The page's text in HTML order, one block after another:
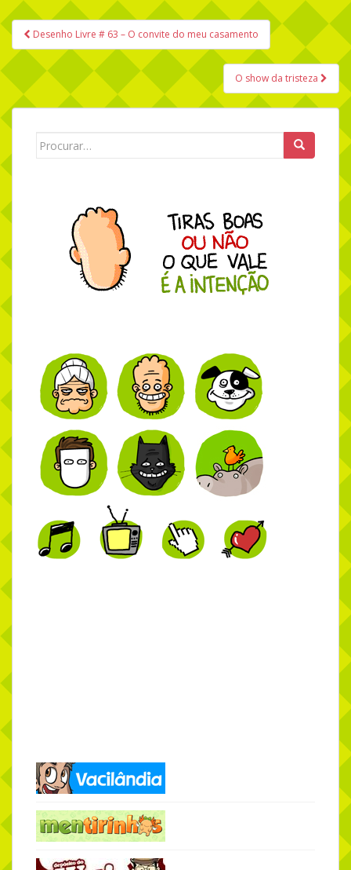
Navegação de Post
Desenho Livre # 63 – O convite do meu casamento
O show da tristeza
Search for: